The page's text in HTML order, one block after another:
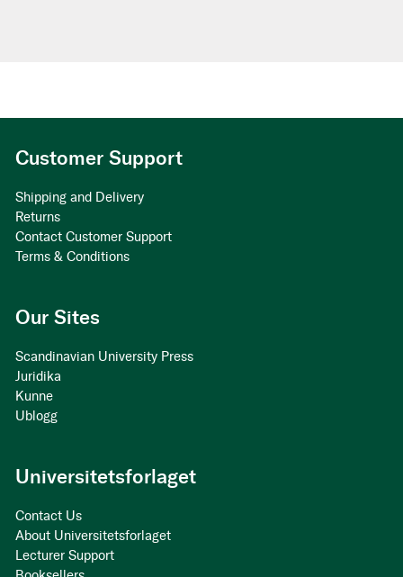
Customer Support
Shipping and Delivery
Returns
Contact Customer Support
Terms & Conditions
Our Sites
Scandinavian University Press
Juridika
Kunne
Ublogg
Universitetsforlaget
Contact Us
About Universitetsforlaget
Lecturer Support